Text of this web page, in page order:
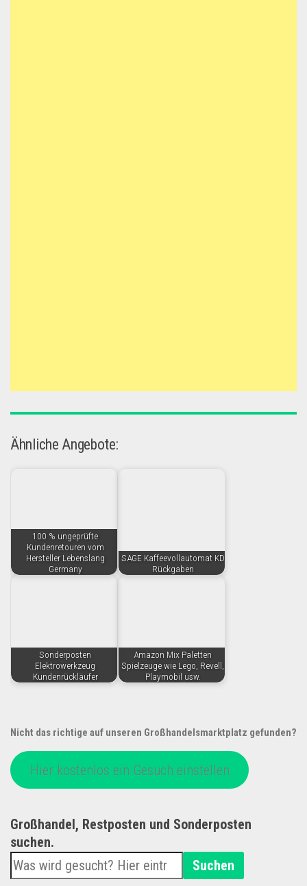
Ähnliche Angebote:
100 % ungeprüfte
Kundenretouren vom
Hersteller Lebenslang
Germany
SAGE Kaffeevollautomat KD
Rückgaben
Sonderposten
Elektrowerkzeug
Kundenrückläufer
Amazon Mix Paletten
Spielzeuge wie Lego, Revell,
Playmobil usw.
Nicht das richtige auf unseren Großhandelsmarktplatz gefunden?
Hier kostenlos ein Gesuch einstellen
Großhandel, Restposten und Sonderposten
suchen.
Suchen